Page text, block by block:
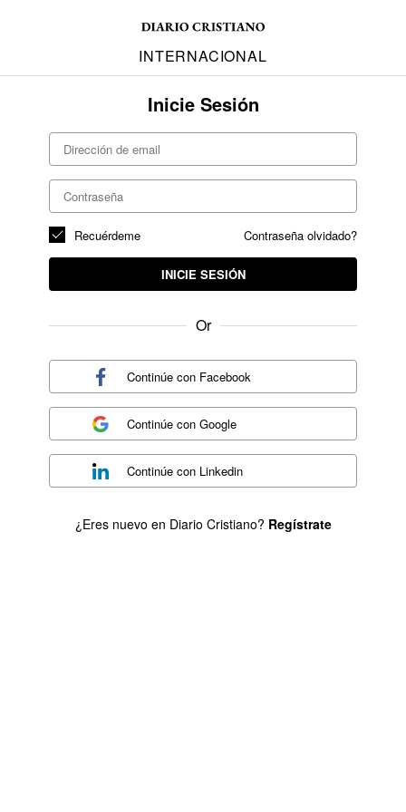
INTERNACIONAL
Inicie Sesión
Contraseña olvidado?
Recuérdeme
INICIE SESIÓN
Or
Continúe con Facebook
Continúe conGoogle
Continúe con Linkedin
¿Eres nuevo en Diario Cristiano? Regístrate